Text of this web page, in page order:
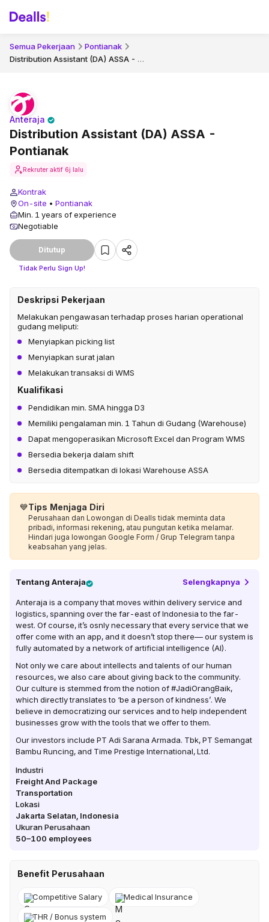
Semua Pekerjaan Pontianak
Distribution Assistant (DA) ASSA - Pontianak
Distribution Assistant (DA) ASSA -
Pontianak
Anteraja
Rekruter aktif 6j lalu
Kontrak
On-site • Pontianak
Min. 1 years of experience
Negotiable
Ditutup
Tidak Perlu Sign Up!
Deskripsi Pekerjaan
Melakukan pengawasan terhadap proses harian operational
gudang meliputi:
Menyiapkan picking list
Menyiapkan surat jalan
Melakukan transaksi di WMS
Kualifikasi
Pendidikan min. SMA hingga D3
Memiliki pengalaman min. 1 Tahun di Gudang (Warehouse)
Dapat mengoperasikan Microsoft Excel dan Program WMS
Bersedia bekerja dalam shift
Bersedia ditempatkan di lokasi Warehouse ASSA
💙Tips Menjaga Diri
Perusahaan dan Lowongan di Dealls tidak meminta data
pribadi, informasi rekening, atau pungutan ketika melamar.
Hindari juga lowongan Google Form / Grup Telegram tanpa
keabsahan yang jelas.
Tentang Anteraja Selengkapnya
Anteraja is a company that moves within delivery service and
logistics, spanning over the far-east of Indonesia to the far-
west. Of course, it’s osnly necessary that every service that we
offer come with an app, and it doesn’t stop there–– our system is
fully automated by a network of artificial intelligence (AI).
Not only we care about intellects and talents of our human
resources, we also care about giving back to the community.
Our culture is stemmed from the notion of #JadiOrangBaik,
which directly translates to ‘be a person of kindness’. We
believe in democratizing our services and to help independent
businesses grow with the tools that we offer to them.
Our investors include PT Adi Sarana Armada. Tbk, PT Semangat
Bambu Runcing, and Time Prestige International, Ltd.
Industri
Freight And Package
Transportation
Lokasi
Jakarta Selatan Indonesia
Ukuran Perusahaan
50–100 employees
Benefit Perusahaan
Competitive Salary Medical Insurance
THR / Bonus system